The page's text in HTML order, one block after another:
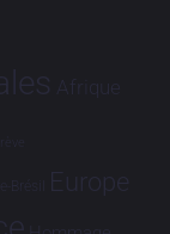
Afrique
Brésil Europe